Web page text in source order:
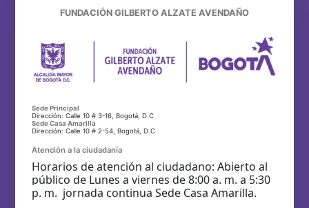
FUNDACIÓN GILBERTO ALZATE AVENDAÑO
Sede Principal
Dirección: Calle 10 # 3-16, Bogotá, D.C
Sede Casa Amarilla
Dirección: Calle 10 # 2-54, Bogotá, D.C
Atención a la ciudadanía
Horarios de atención al ciudadano: Abierto al
público de Lunes a viernes de 8:00 a. m. a 5:30
p. m. jornada continua Sede Casa Amarilla.